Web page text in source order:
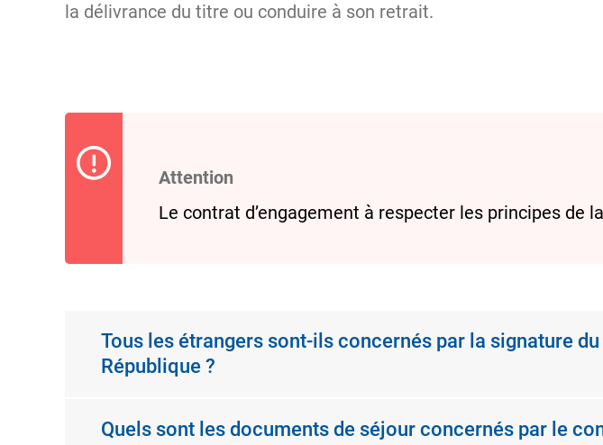
la délivrance du titre ou conduire à son retrait.
Attention
Le contrat d’engagement à respecter les principes de
Tous les étrangers sont-ils concernés par la signature
République ?
Quels sont les documents de séjour concernés par le